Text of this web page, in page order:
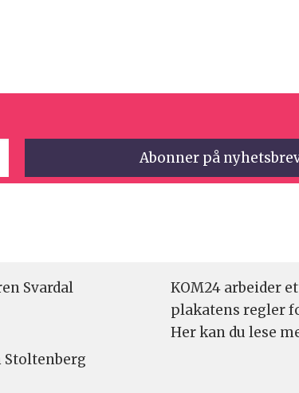
Svardal
KOM24 arbeider
plakatens regler
Her kan du lese